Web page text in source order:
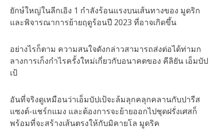
ยักษ์ใหญ่ในลีกเอิง 1 กำลังร้อนแรงบนเส้นทางของ มูดริก
และพิจารณาการย้ายฤดูร้อนปี 2023 ที่อาจเกิดขึ้น
อย่างไรก็ตาม ความสนใจดังกล่าวสามารถส่งต่อได้ท่ามก
ลางการเก็งกำไรครั้งใหม่เกี่ยวกับอนาคตของ คีลิยัน เอ็มบัป
เป้
อันที่จริงดูเหมือนว่าเอ็มบัปเป้จะล้มลุกคลุกคลานกับปารีส
แซงต์-แชร์กแมง และต้องการจะย้ายออกไปชุดฝรั่งเศสก็
พร้อมที่จะสร้างเส้นตรงให้กับมิคายโล มูดริค